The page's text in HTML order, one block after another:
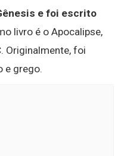
e foi escrito
livro é o Apocalipse,
Originalmente, foi
e grego.